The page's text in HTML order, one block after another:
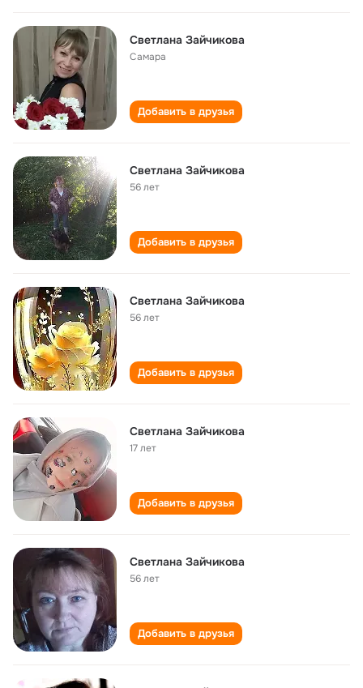
Светлана Зайчикова
Самара
Добавить в друзья
Светлана Зайчикова
56 лет
Добавить в друзья
Светлана Зайчикова
56 лет
Добавить в друзья
Светлана Зайчикова
17 лет
Добавить в друзья
Светлана Зайчикова
56 лет
Добавить в друзья